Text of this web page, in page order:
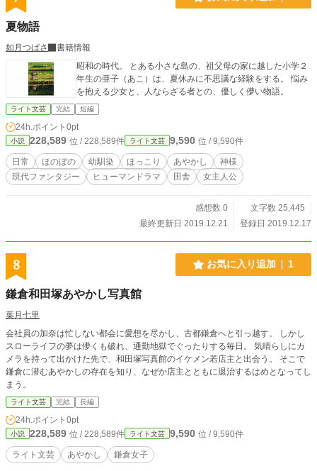
夏物語
如月つばさ
書籍情報
昭和の時代。 とある小さな島の、祖父母の家に越した小学２
年生の亜子（あこ）は、夏休みに不思議な経験をする。 悩み
を抱える少女と、人ならざる者との、優しく儚い物語。
ライト文芸 完結 短編
24h.ポイント 0pt
小説 228,589 位 / 228,589件 ライト文芸 9,590 位 / 9,590件
日常 ほのぼの 幼馴染 ほっこり あやかし
神様
現代ファンタジー
ヒューマンドラマ 田舎 女主人公
感想数 0
文字数 25,445
最終更新日 2019.12.21
登録日 2019.12.17
8 お気に入り追加 1
鎌倉和田塚あやかし写真館
葉月七里
会社員の加奈は忙しない都会に愛想を尽かし、古都鎌倉へと引っ越す。 しかし
スローライフの夢は儚くも破れ、通勤地獄でぐったりする毎日。 気晴らしにカ
メラを持って出かけた先で、和田塚写真館のイケメン若店主と出会う。 そこで
鎌倉に潜むあやかしの存在を知り、なぜか店主とともに退治するはめとなってし
まう。
ライト文芸 完結 長編
24h.ポイント 0pt
小説 228,589 位 / 228,589件 ライト文芸 9,590 位 / 9,590件
ライト文芸 あやかし 鎌倉女子